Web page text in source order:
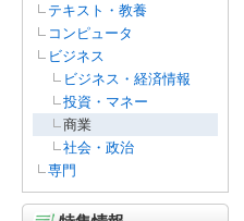
テキスト・教養
コンピュータ
ビジネス
ビジネス・経済情報
投資・マネー
商業
社会・政治
専門